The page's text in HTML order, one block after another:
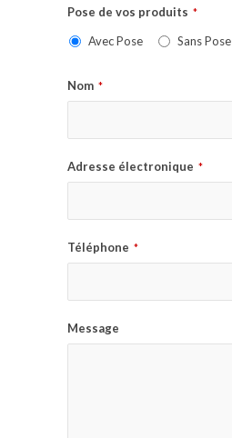
Pose de vos produits *
Avec Pose Sans Pose
Nom *
Adresse électronique *
Téléphone *
Message